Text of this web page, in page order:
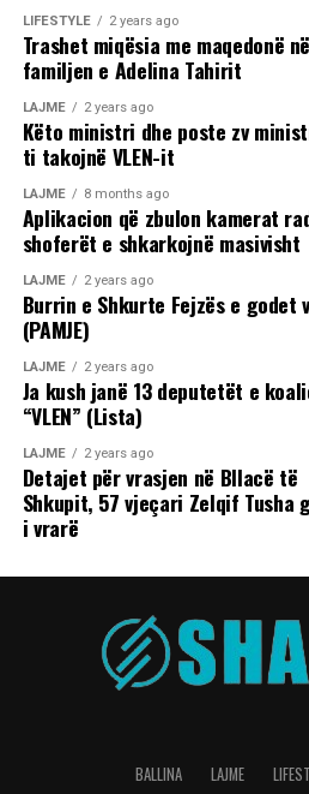
LIFESTYLE 2 years ago
Trashet miqësia me maqedonë në
familjen e Adelina Tahirit
LAJME 2 years ago
Këto ministri dhe poste zv
ti takojnë VLEN-it
LAJME 8 months ago
Aplikacion që zbulon kamerat
shoferët e shkarkojnë masivisht
LAJME 2 years ago
Burrin e Shkurte Fejzës e godet
(PAMJE)
LAJME 2 years ago
Ja kush janë 13 deputetët e
“VLEN” (Lista)
LAJME 2 years ago
Detajet për vrasjen në Bllacë të
Shkupit, 57 vjeçari Zelqif Tusha
i vrarë
BALLINA LAJME